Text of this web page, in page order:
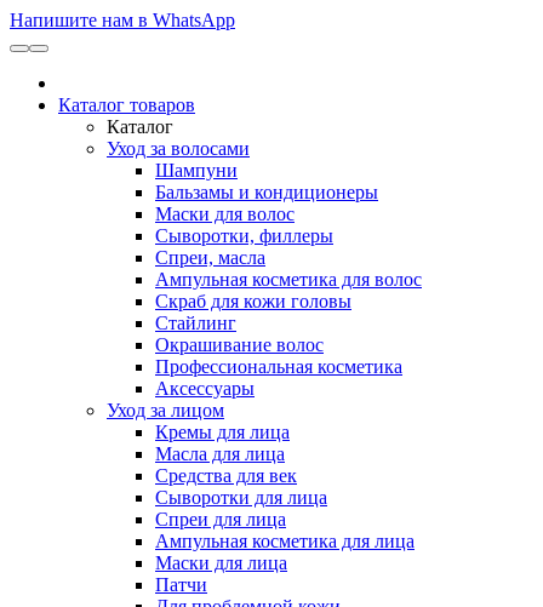
Напишите нам в WhatsApp
Каталог товаров
Каталог
Уход за волосами
Шампуни
Бальзамы и кондиционеры
Маски для волос
Сыворотки, филлеры
Спреи, масла
Ампульная косметика для волос
Скраб для кожи головы
Стайлинг
Окрашивание волос
Профессиональная косметика
Аксессуары
Уход за лицом
Кремы для лица
Масла для лица
Средства для век
Сыворотки для лица
Спреи для лица
Ампульная косметика для лица
Маски для лица
Патчи